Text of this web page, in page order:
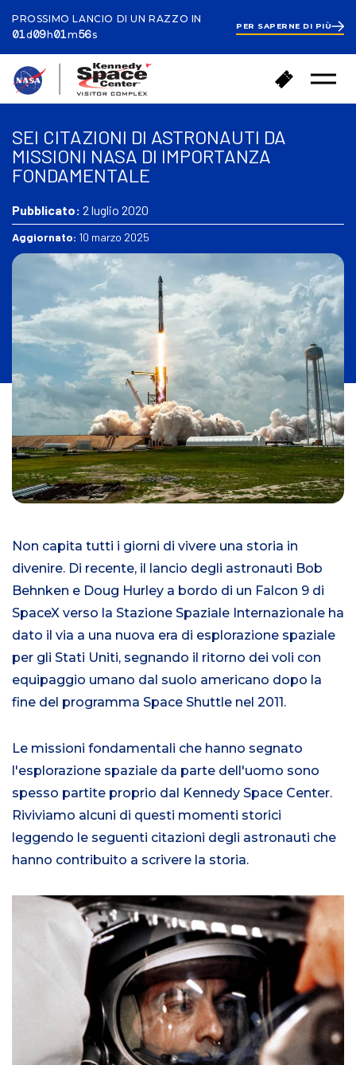
PROSSIMO LANCIO DI UN RAZZO IN
01d ay
09 hours
01minute
54seconds
1
minutes
PER SAPERNE DI PIÙ
r
a
a
a
b
g
i
e
t
i
Menu
SEI CITAZIONI DI ASTRONAUTI DA
MISSIONI NASA DI IMPORTANZA
FONDAMENTALE
Pubblicato: 2 luglio 2020
Aggiornato: 10 marzo 2025
Non capita tutti i giorni di vivere una storia in
divenire. Di recente, il lancio degli astronauti Bob
Behnken e Doug Hurley a bordo di un Falcon 9 di
SpaceX verso la Stazione Spaziale Internazionale ha
dato il via a una nuova era di esplorazione spaziale
per gli Stati Uniti, segnando il ritorno dei voli con
equipaggio umano dal suolo americano dopo la
fine del programma Space Shuttle nel 2011.
Le missioni fondamentali che hanno segnato
l'esplorazione spaziale da parte dell'uomo sono
spesso partite proprio dal Kennedy Space Center.
Riviviamo alcuni di questi momenti storici
leggendo le seguenti citazioni degli astronauti che
hanno contribuito a scrivere la storia.